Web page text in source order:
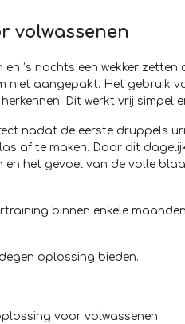
volwassenen
’s nachts een wekker
niet aangepakt. Het gebruik
Dit werkt vrij simpel
nadat de eerste druppels
af te maken. Door dit
het gevoel van de volle
binnen enkele
oplossing bieden.
voor volwassenen